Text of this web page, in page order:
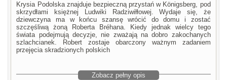
Krysia Podolska znajduje bezpieczną przystań w Königsberg, pod
skrzydłami księżnej Ludwiki Radziwiłłowej. Wydaje się, że
dziewczyna ma w końcu szansę wrócić do domu i zostać
szczęśliwą żoną Roberta Bréhana. Kiedy jednak wielcy tego
świata podejmują decyzje, nie zważają na dobro zakochanych
szlachcianek. Robert zostaje obarczony ważnym zadaniem
przejęcia skradzionych polskich
Zobacz pełny opis